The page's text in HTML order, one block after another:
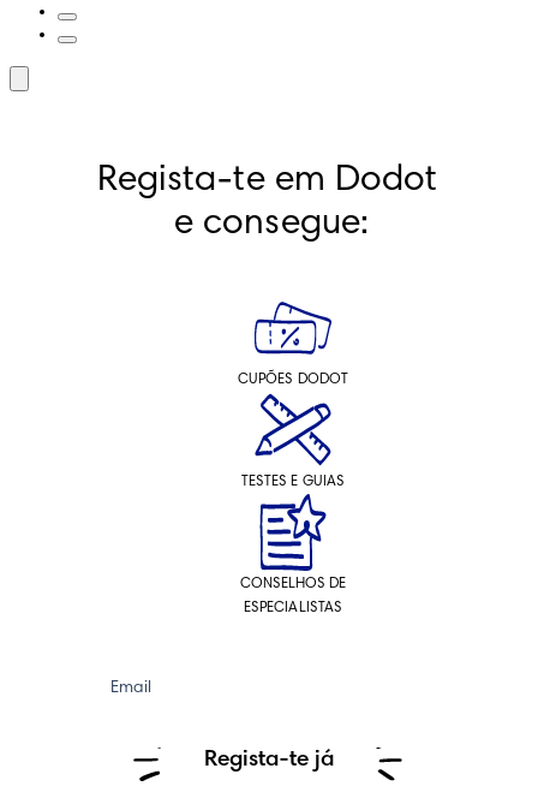
Regista-te em Dodot
e consegue:
CUPÕES DODOT
TESTES E GUIAS
CONSELHOS DE
ESPECIALISTAS
Email
Regista-te já